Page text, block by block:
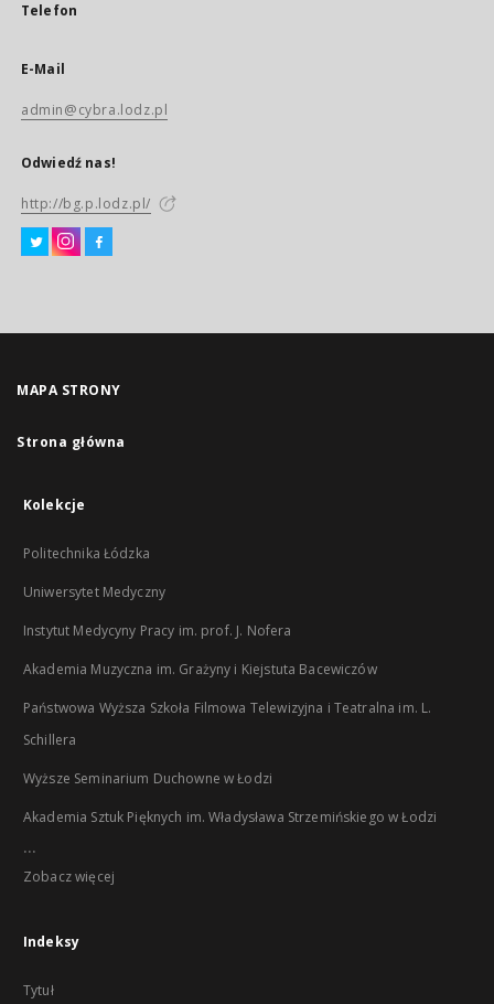
Telefon
E-Mail
admin@cybra.lodz.pl
Odwiedź nas!
http://bg.p.lodz.pl/
MAPA STRONY
Strona główna
Kolekcje
Politechnika Łódzka
Uniwersytet Medyczny
Instytut Medycyny Pracy im. prof. J. Nofera
Akademia Muzyczna im. Grażyny i Kiejstuta Bacewiczów
Państwowa Wyższa Szkoła Filmowa Telewizyjna i Teatralna im. L.
Schillera
Wyższe Seminarium Duchowne w Łodzi
Akademia Sztuk Pięknych im. Władysława Strzemińskiego w Łodzi
...
Zobacz więcej
Indeksy
Tytuł